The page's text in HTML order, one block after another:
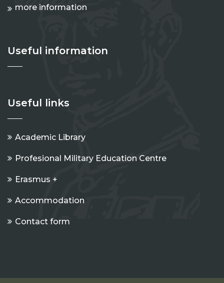
more information
Useful information
Useful links
Academic Library
Profesional Military Education Centre
Erasmus +
Accommodation
Contact form